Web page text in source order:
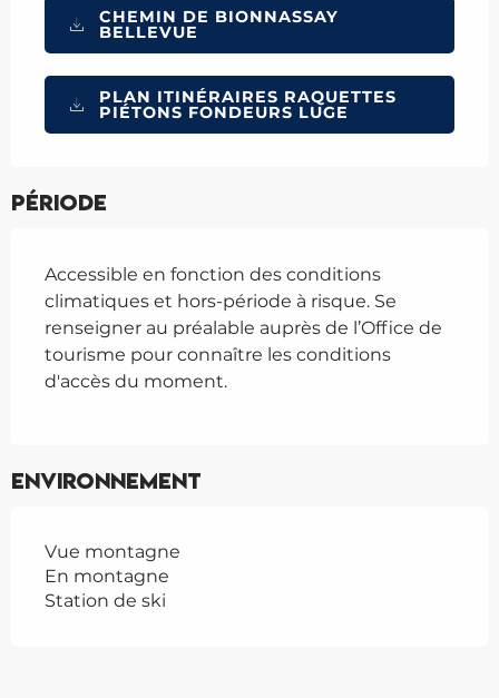
CHEMIN DE BIONNASSAY
BELLEVUE
PLAN ITINÉRAIRES RAQUETTES
PIÉTONS FONDEURS LUGE
Période
Accessible en fonction des conditions
climatiques et hors-période à risque. Se
renseigner au préalable auprès de l’Office de
tourisme pour connaître les conditions
d'accès du moment.
Environnement
Vue montagne
En montagne
Station de ski